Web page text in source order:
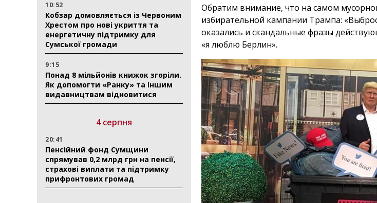
10:52
Кобзар домовляється із Червоним
Хрестом про нові укриття та
енергетичну підтримку для
Сумської громади
9:15
Понад 8 мільйонів книжок згоріли.
Як допомогти «Ранку» та іншим
видавництвам відновитися
4 серпня
20:41
Пенсійний фонд Сумщини
спрямував 0,2 млрд грн на пенсії,
страхові виплати та підтримку
прифронтових громад
Обратим внимание, что на самом
избирательной кампании Трампа:
оказались и скандальные фразы
«я люблю Берлин».